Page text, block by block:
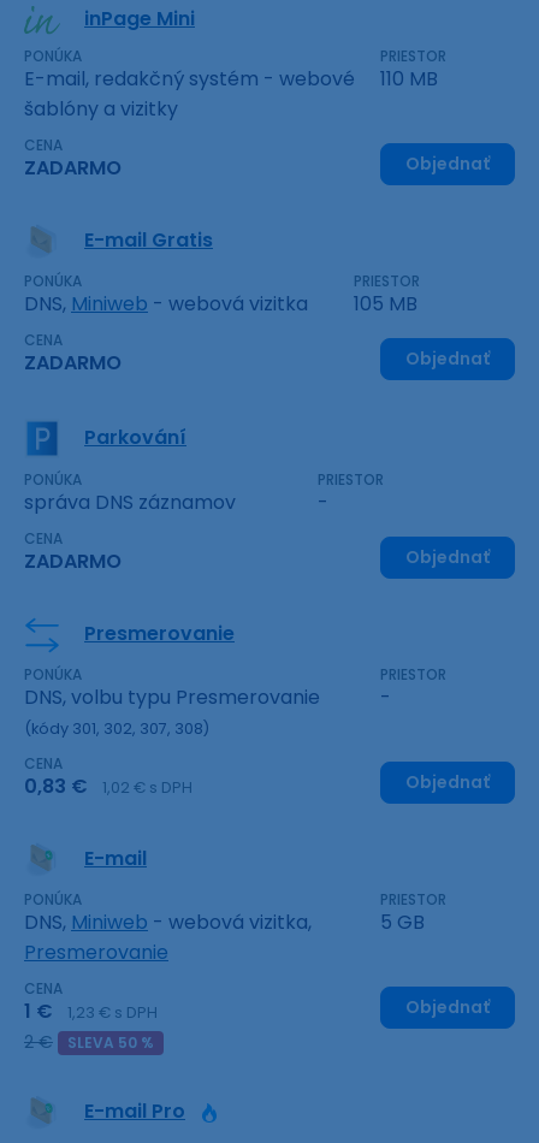
inPage Mini
PONÚKA
E-mail, redakčný systém - webové
šablóny a vizitky
PRIESTOR
110 MB
CENA
ZADARMO Objednať
E-mail Gratis
PONÚKA
DNS, Miniweb - webová vizitka
PRIESTOR
105 MB
CENA
ZADARMO Objednať
Parkování
PONÚKA
správa DNS záznamov
PRIESTOR
-
CENA
ZADARMO Objednať
Presmerovanie
PONÚKA
DNS, volbu typu Presmerovanie
(kódy 301, 302, 307, 308)
PRIESTOR
-
CENA
0,83 € 1,02 € s DPH Objednať
E-mail
PONÚKA
DNS, Miniweb - webová vizitka,
Presmerovanie
PRIESTOR
5 GB
CENA
1 € 1,23 € s DPH
2 € SLEVA 50 %
Objednať
E-mail Pro